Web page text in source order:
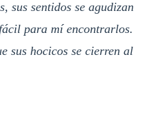
sus sentidos se agudizan
para mí encontrarlos.
sus hocicos se cierren al